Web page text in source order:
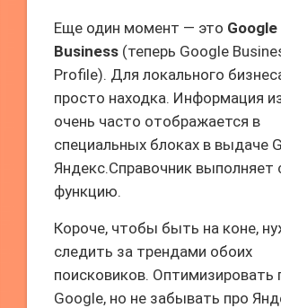
Еще один момент — это
Business (теперь Google
Profile). Для локального
просто находка. Информация
очень часто отображается в
специальных блоках в выдаче
Яндекс.Справочник выполняет
функцию.
Короче, чтобы быть на коне,
следить за трендами обоих
поисковиков. Оптимизировать
Google, но не забывать про